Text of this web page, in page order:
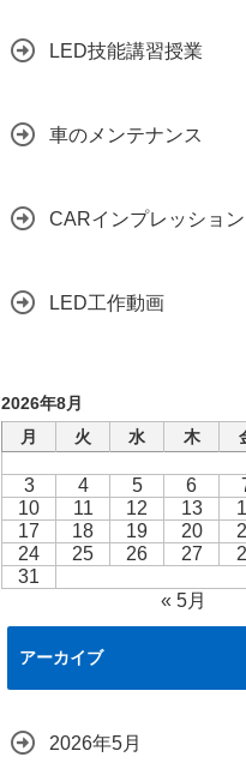
LED技能講習授業
車のメンテナンス
CARインプレッション
LED工作動画
2026年8月
月
火 水 木
3
4 5 6
10
11 12 13
17
18 19 20
24
25 26 27
31
« 5月
アーカイブ
2026年5月